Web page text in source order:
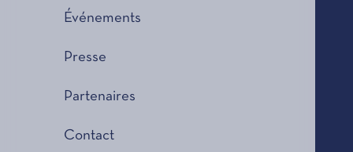
Événements
Presse
Partenaires
Contact